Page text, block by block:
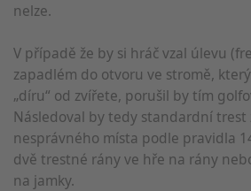
nelze.
V případě že by si hráč vzal úlevu
zapadlém do otvoru ve stromě,
„díru“ od zvířete, porušil by tím
Následoval by tedy standardní trest
nesprávného místa podle pravidla
dvě trestné rány ve hře na rány
na jamky.